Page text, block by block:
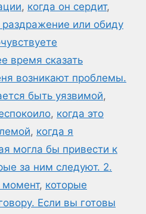
, когда он сердит,
раздражение или обиду
время сказать
возникают проблемы.
быть уязвимой,
, когда это
, когда я
могла бы привести к
за ним следуют. 2.
момент, которые
Если вы готовы